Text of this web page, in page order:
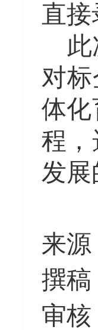
直接
对
体
程
发
来源
撰稿
审核